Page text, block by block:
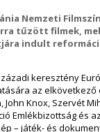
Nemzeti
tűzött filmek,
indult
keresztény
az elkövetkező
Knox, Szervét
Emlékbizottság és
– játék- és